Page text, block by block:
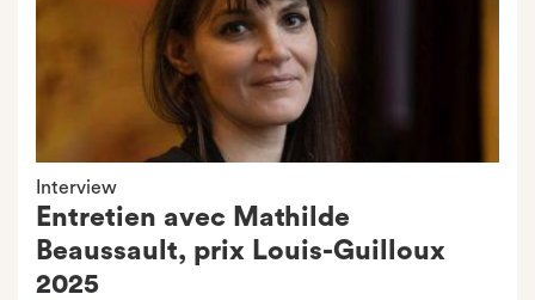
Interview
Entretien avec Mathilde
Beaussault, prix Louis-Guilloux
2025